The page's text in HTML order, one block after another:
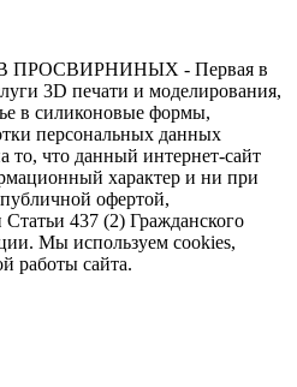
ПРОСВИРНИНЫХ - Первая в
3D печати и моделирования,
в силиконовые формы,
персональных данных
что данный интернет-сайт
характер и ни при
офертой,
437 (2) Гражданского
Мы используем cookies,
работы сайта.